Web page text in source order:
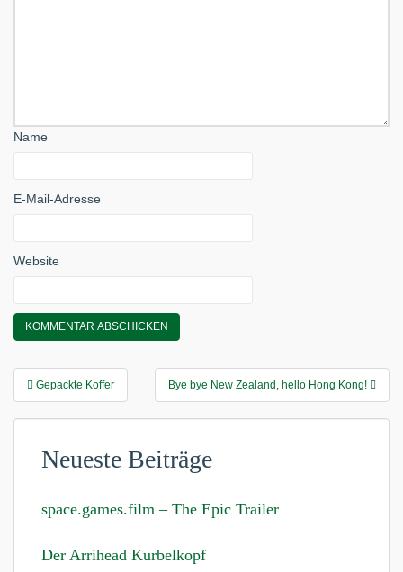
Name
E-Mail-Adresse
Website
Beitragsnavigation
Gepackte Koffer Bye bye New Zealand, hello Hong Kong!
Neueste Beiträge
space.games.film – The Epic Trailer
Der Arrihead Kurbelkopf